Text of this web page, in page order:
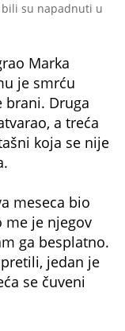
bili su napadnuti u
Marka
je smrću
brani. Druga
a treća
koja se nije
meseca bio
me je njegov
ga besplatno.
jedan je
se čuveni